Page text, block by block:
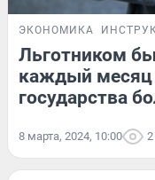
ЭКОНОМИКА
Льготником
каждый месяц
государства
8 марта, 2024, 10:00